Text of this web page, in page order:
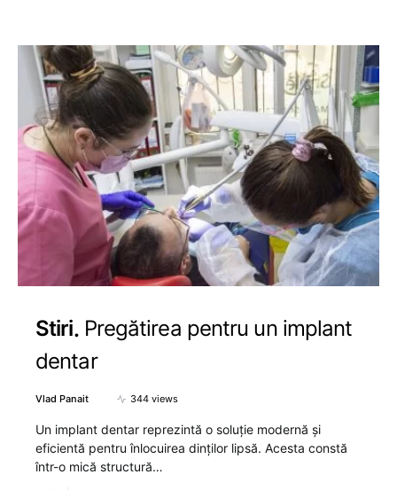
Stiri Pregătirea pentru un implant
dentar
Vlad Panait 344 views
Un implant dentar reprezintă o soluție modernă și
eficientă pentru înlocuirea dinților lipsă. Acesta constă
într-o mică structură…